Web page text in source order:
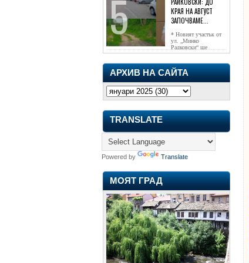
КРАЯ НА АВГУСТ
ЗАПОЧВАМЕ...
* Новият участък от
ул. „Минко
Радковски“ ще
достигне жк...
АРХИВ НА САЙТА
TRANSLATE
Powered by Translate
МОЯТ ГРАД